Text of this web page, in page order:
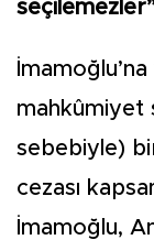
mahkûmiyet
sebebiyle)
cezası
İmamoğlu,